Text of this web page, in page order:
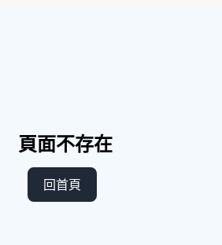
頁面不存在
回首頁